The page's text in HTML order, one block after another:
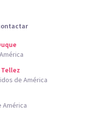
de América
América